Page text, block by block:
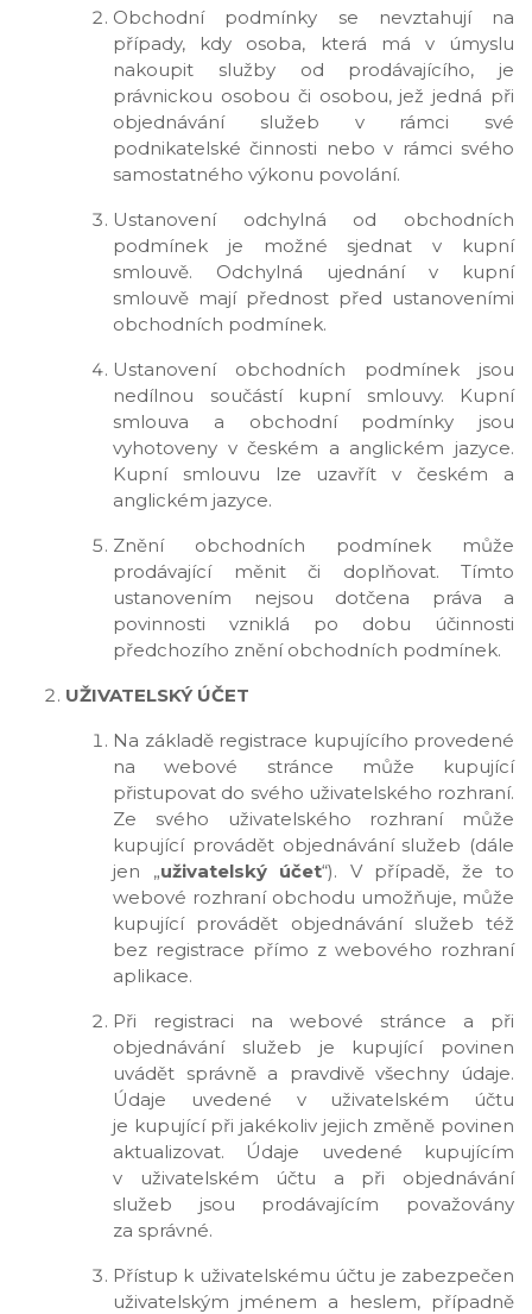
Obchodní podmínky se nevztahují na
případy, kdy osoba, která má v úmyslu
nakoupit služby od prodávajícího, je
právnickou osobou či osobou, jež jedná při
objednávání služeb v rámci své
podnikatelské činnosti nebo v rámci svého
samostatného výkonu povolání.
Ustanovení odchylná od obchodních
podmínek je možné sjednat v kupní
smlouvě. Odchylná ujednání v kupní
smlouvě mají přednost před ustanoveními
obchodních podmínek.
Ustanovení obchodních podmínek jsou
nedílnou součástí kupní smlouvy. Kupní
smlouva a obchodní podmínky jsou
vyhotoveny v českém a anglickém jazyce.
Kupní smlouvu lze uzavřít v českém a
anglickém jazyce.
Znění obchodních podmínek může
prodávající měnit či doplňovat. Tímto
ustanovením nejsou dotčena práva a
povinnosti vzniklá po dobu účinnosti
předchozího znění obchodních podmínek.
UŽIVATELSKÝ ÚČET
Na základě registrace kupujícího provedené
na webové stránce může kupující
přistupovat do svého uživatelského rozhraní.
Ze svého uživatelského rozhraní může
kupující provádět objednávání služeb (dále
jen „uživatelský účet“). V případě, že to
webové rozhraní obchodu umožňuje, může
kupující provádět objednávání služeb též
bez registrace přímo z webového rozhraní
aplikace.
Při registraci na webové stránce a při
objednávání služeb je kupující povinen
uvádět správně a pravdivě všechny údaje.
Údaje uvedené v uživatelském účtu
je kupující při jakékoliv jejich změně povinen
aktualizovat. Údaje uvedené kupujícím
v uživatelském účtu a při objednávání
služeb jsou prodávajícím považovány
za správné.
Přístup k uživatelskému účtu je zabezpečen
uživatelským jménem a heslem, případně